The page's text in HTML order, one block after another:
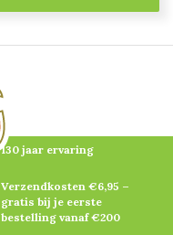
130 jaar ervaring
Verzendkosten €6,95 –
gratis bij je eerste
bestelling vanaf €200